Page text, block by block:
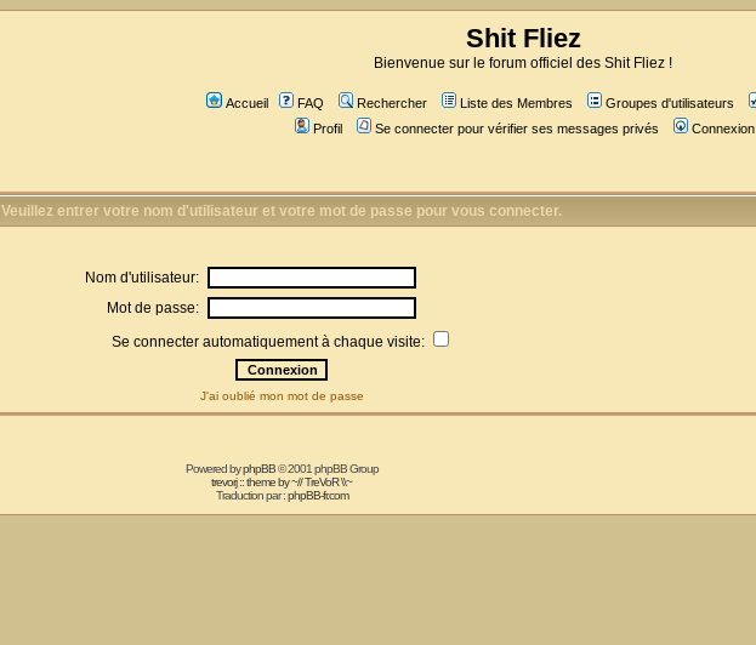
Shit Fliez
Bienvenue sur le forum officiel des Shit Fliez !
Accueil FAQ Rechercher Liste des Membres Groupes d'utilisateurs
Profil
Se connecter pour vérifier ses messages privés Connexion
Veuillez entrer votre nom d'utilisateur et votre mot de passe pour vous connecter.
Nom d'utilisateur:
Mot de passe:
Se connecter automatiquement à chaque visite:
J'ai oublié mon mot de passe
Powered byphpBB© 2001 phpBB Group
trevorj :: theme by ~// TreVoR \\~
Traduction par :phpBB-fr.com